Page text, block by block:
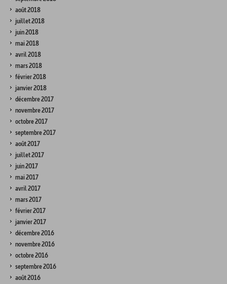
août 2018
juillet 2018
juin 2018
mai 2018
avril 2018
mars 2018
février 2018
janvier 2018
décembre 2017
novembre 2017
octobre 2017
septembre 2017
août 2017
juillet 2017
juin 2017
mai 2017
avril 2017
mars 2017
février 2017
janvier 2017
décembre 2016
novembre 2016
octobre 2016
septembre 2016
août 2016